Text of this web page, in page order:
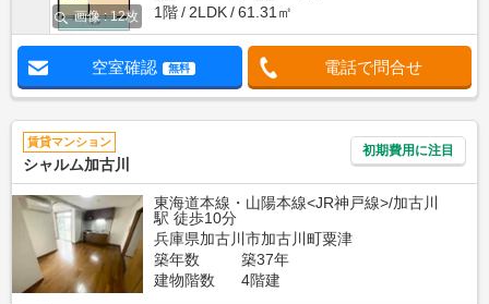
画像 : 12枚
1階
2LDK 61.31㎡
空室確認 無料 電話で問合せ
賃貸マンション
シャルム加古川
初期費用に注目
東海道本線・山陽本線<JR神戸線>/加古川
駅 徒歩10分
兵庫県加古川市加古川町粟津
築年数
築37年
建物階数
4階建